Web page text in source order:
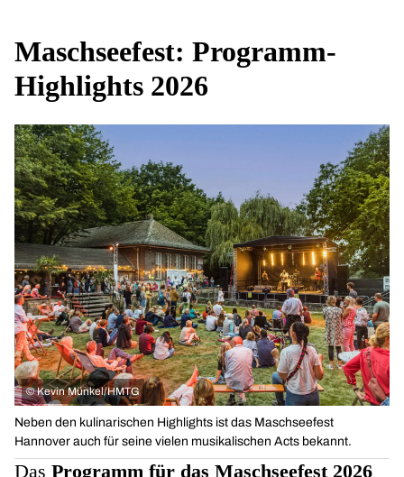
Maschseefest: Programm-
Highlights 2026
© Kevin Münkel/HMTG
Neben den kulinarischen Highlights ist das Maschseefest
Hannover auch für seine vielen musikalischen Acts bekannt.
Das Programm für das Maschseefest 2026